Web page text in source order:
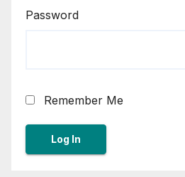
Password
Remember Me